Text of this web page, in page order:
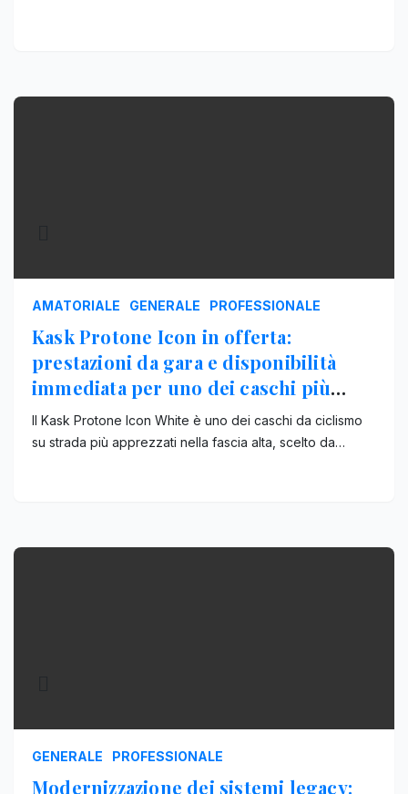
AMATORIALE GENERALE PROFESSIONALE
Kask Protone Icon in offerta:
prestazioni da gara e disponibilità
immediata per uno dei caschi più
richiesti
Il Kask Protone Icon White è uno dei caschi da ciclismo
su strada più apprezzati nella fascia alta, scelto da…
GENERALE PROFESSIONALE
Modernizzazione dei sistemi legacy: